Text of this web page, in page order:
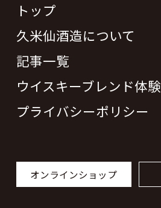
トップ
久米仙酒造について
記事一覧
ウイスキーブレンド体験
プライバシーポリシー
オンラインショップ